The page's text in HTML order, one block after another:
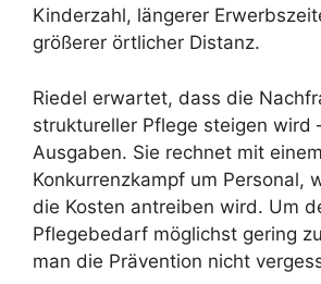
Kinderzahl, längerer
größerer örtlicher Distanz.
Riedel erwartet, dass die
struktureller Pflege steigen wird
Ausgaben. Sie rechnet mit einem
Konkurrenzkampf um Personal,
die Kosten antreiben wird. Um
Pflegebedarf möglichst gering
man die Prävention nicht